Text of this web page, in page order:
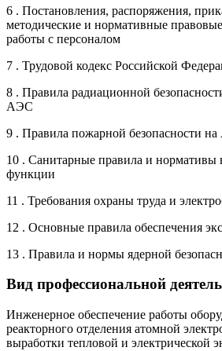
6 . Постановления, распоряжения,
методические и нормативные
работы с персоналом
7 . Трудовой кодекс Российской
8 . Правила радиационной
АЭС
9 . Правила пожарной безопасности
10 . Санитарные правила и нормативы
функции
11 . Требования охраны труда и
12 . Основные правила обеспечения
13 . Правила и нормы ядерной
Вид профессиональной
Инженерное обеспечение работы
реакторного отделения атомной
выработки тепловой и электрической